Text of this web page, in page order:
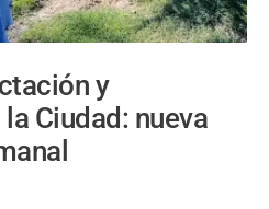
y
Ciudad: nueva